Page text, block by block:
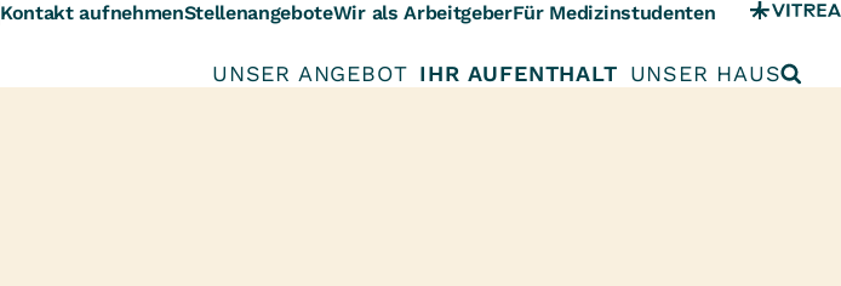
Kontakt aufnehmenStellenangeboteWir als ArbeitgeberFür Medizinstudenten
UNSER ANGEBOT IHR AUFENTHALT UNSER HAUS